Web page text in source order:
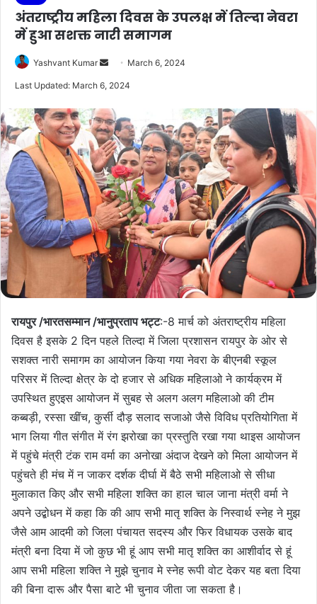
अंतराष्ट्रीय महिला दिवस के उपलक्ष में तिल्दा नेवरा
में हुआ सशक्त नारी समागम
Yashvant Kumar
Send March 6, 2024
Last Updated: March 6, 2024
रायपुर /भारतसम्मान /भानुप्रताप भट्ट:-8 मार्च को अंतराष्ट्रीय महिला
दिवस है इसके 2 दिन पहले तिल्दा में जिला प्रशासन रायपुर के ओर से
सशक्त नारी समागम का आयोजन किया गया नेवरा के बीएनबी स्कूल
परिसर में तिल्दा क्षेत्र के दो हजार से अधिक महिलाओ ने कार्यक्रम में
उपस्थित हुएइस आयोजन में सुबह से अलग अलग महिलाओ की टीम
कब्बड़ी, रस्सा खींच, कुर्सी दौड़ सलाद सजाओ जैसे विविध प्रतियोगिता में
भाग लिया गीत संगीत में रंग झरोखा का प्रस्तुति रखा गया थाइस आयोजन
में पहुंचे मंत्री टंक राम वर्मा का अनोखा अंदाज देखने को मिला आयोजन में
पहुंचते ही मंच में न जाकर दर्शक दीर्घा में बैठे सभी महिलाओ से सीधा
मुलाकात किए और सभी महिला शक्ति का हाल चाल जाना मंत्री वर्मा ने
अपने उद्बोधन में कहा कि की आप सभी मातृ शक्ति के निस्वार्थ स्नेह ने मुझ
जैसे आम आदमी को जिला पंचायत सदस्य और फिर विधायक उसके बाद
मंत्री बना दिया में जो कुछ भी हूं आप सभी मातृ शक्ति का आशीर्वाद से हूं
आप सभी महिला शक्ति ने मुझे चुनाव मे स्नेह रूपी वोट देकर यह बता दिया
की बिना दारू और पैसा बाटे भी चुनाव जीता जा सकता है।